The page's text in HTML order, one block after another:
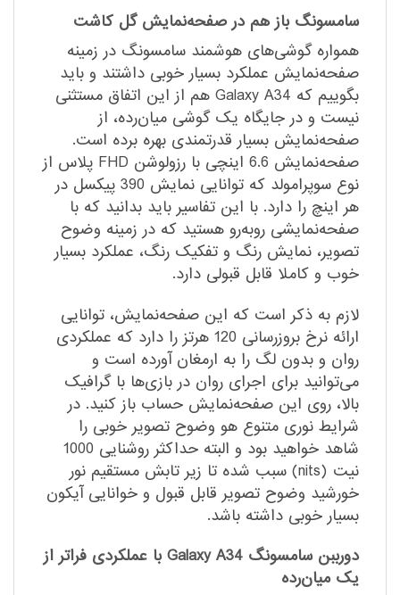
سامسونگ باز هم در صفحه‌نمایش گل کاشت
همواره گوشی‌های هوشمند سامسونگ در زمینه
صفحه‌نمایش عملکرد بسیار خوبی داشتند و باید
بگوییم که Galaxy A34 هم از این اتفاق مستثنی
نیست و در جایگاه یک گوشی میان‌رده، از
صفحه‌نمایش بسیار قدرتمندی بهره برده است.
صفحه‌نمایش 6.6 اینچی با رزولوشن FHD پلاس از
نوع سوپرامولد که توانایی نمایش 390 پیکسل در
هر اینچ را دارد. با این تفاسیر باید بدانید که با
صفحه‌نمایشی روبه‌رو هستید که در زمینه وضوح
تصویر، نمایش رنگ و تفکیک رنگ، عملکرد بسیار
خوب و کاملا قابل قبولی دارد.
لازم به ذکر است که این صفحه‌نمایش، توانایی
ارائه نرخ بروزرسانی 120 هرتز را دارد که عملکردی
روان و بدون لگ را به ارمغان آورده است و
می‌توانید برای اجرای روان در بازی‌ها با گرافیک
بالا، روی این صفحه‌نمایش حساب باز کنید. در
شرایط نوری متنوع هو وضوح تصویر خوبی را
شاهد خواهید بود و البته حداکثر روشنایی 1000
نیت (nits) سبب شده تا زیر تابش مستقیم نور
خورشید وضوح تصویر قابل قبول و خوانایی آیکون
بسیار خوبی داشته باشد.
دورببن سامسونگ Galaxy A34 با عملکردی فراتر از
یک میان‌رده